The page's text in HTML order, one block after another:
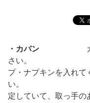
・カバン カバンの
さい。 給食
プ・ナプキ
い。 （コッ
定していて